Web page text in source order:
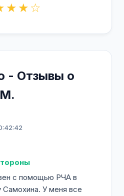
- Отзывы о
с помощью РЧА в
Самохина. У меня все